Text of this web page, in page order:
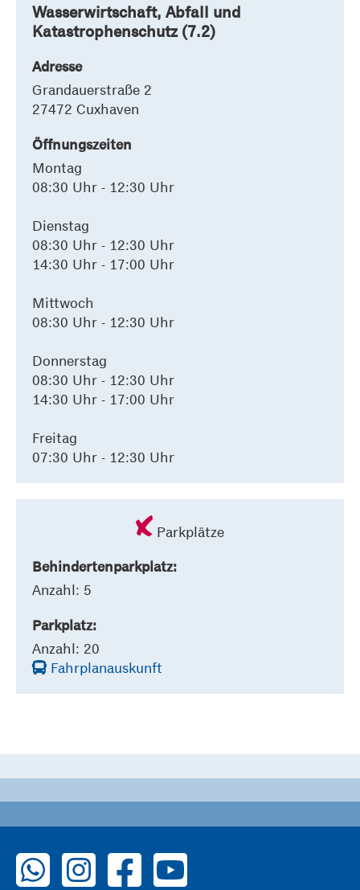
Wasserwirtschaft, Abfall und
Katastrophenschutz (7.2)
Adresse
Grandauerstraße 2
27472 Cuxhaven
Öffnungszeiten
Montag
08:30 Uhr - 12:30 Uhr
Dienstag
08:30 Uhr - 12:30 Uhr
14:30 Uhr - 17:00 Uhr
Mittwoch
08:30 Uhr - 12:30 Uhr
Donnerstag
08:30 Uhr - 12:30 Uhr
14:30 Uhr - 17:00 Uhr
Freitag
07:30 Uhr - 12:30 Uhr
Parkplätze
Behindertenparkplatz:
Anzahl: 5
Parkplatz:
Anzahl: 20
Fahrplanauskunft
zu WhatsAppzu Instagramzu Facebook
zu YouTube